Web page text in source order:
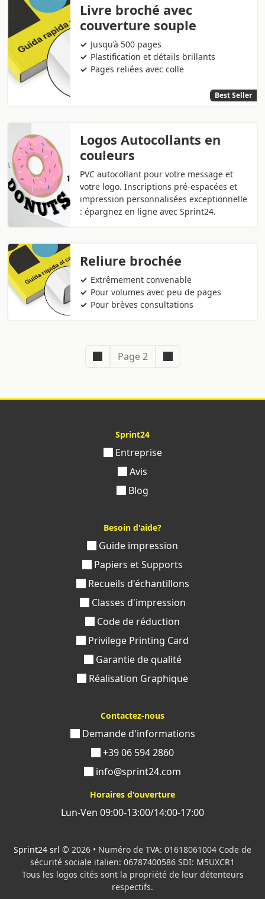
Livre broché avec
couverture souple
Jusqu’à 500 pages
Plastification et détails brillants
Pages reliées avec colle
Best Seller
Logos Autocollants en
couleurs
PVC autocollant pour votre message et
votre logo. Inscriptions pré-espacées et
impression personnalisées exceptionnelle
: épargnez en ligne avec Sprint24.
Reliure brochée
Extrêmement convenable
Pour volumes avec peu de pages
Pour brèves consultations
Page 2
Sprint24
Entreprise
Avis
Blog
Besoin d'aide?
Guide impression
Papiers et Supports
Recueils d'échantillons
Classes d'impression
Code de réduction
Privilege Printing Card
Garantie de qualité
Réalisation Graphique
Contactez-nous
Demande d'informations
+39 06 594 2860
info@sprint24.com
Horaires d'ouverture
Lun-Ven 09:00-13:00/14:00-17:00
Sprint24 srl © 2026 • Numéro de TVA: 01618061004 Code de
sécurité sociale italien: 06787400586 SDI: M5UXCR1
Tous les logos cités sont la propriété de leur détenteurs
respectifs.